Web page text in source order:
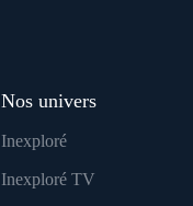
Nos univers
Inexploré
Inexploré TV